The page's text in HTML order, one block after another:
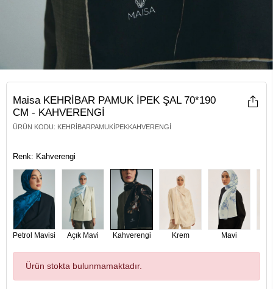
Maisa KEHRİBAR PAMUK İPEK ŞAL 70*190
CM - KAHVERENGİ
ÜRÜN KODU: KEHRIBARPAMUKİPEKKAHVERENGI
Renk: Kahverengi
Petrol Mavisi Açık Mavi Kahverengi Krem Mavi
Ürün stokta bulunmamaktadır.